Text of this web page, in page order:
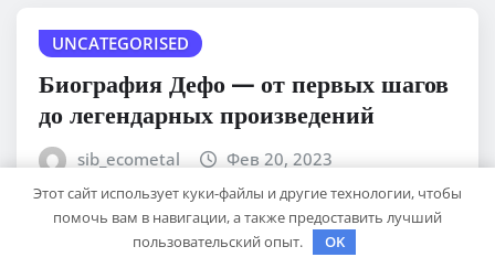
UNCATEGORISED
Биография Дефо — от первых шагов
до легендарных произведений
sib_ecometal Фев 20, 2023
Этот сайт использует куки-файлы и другие технологии, чтобы
помочь вам в навигации, а также предоставить лучший
пользовательский опыт.
OK